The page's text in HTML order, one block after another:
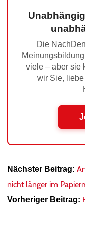
Die
viele – aber sie
wir Sie, liebe
Nächster Beitrag:
nicht länger im
Vorheriger Beitrag: